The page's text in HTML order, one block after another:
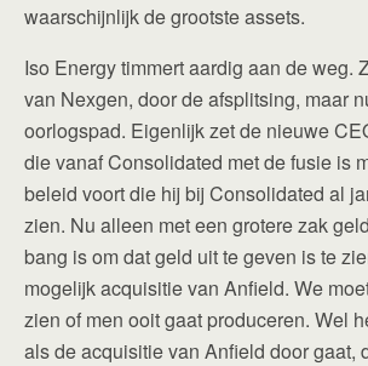
waarschijnlijk de grootste assets.
Iso Energy timmert aardig aan de weg.
van Nexgen, door de afsplitsing, maar
oorlogspad. Eigenlijk zet de nieuwe
die vanaf Consolidated met de fusie is
beleid voort die hij bij Consolidated al
zien. Nu alleen met een grotere zak
bang is om dat geld uit te geven is te
mogelijk acquisitie van Anfield. We
zien of men ooit gaat produceren. Wel
als de acquisitie van Anfield door gaat,